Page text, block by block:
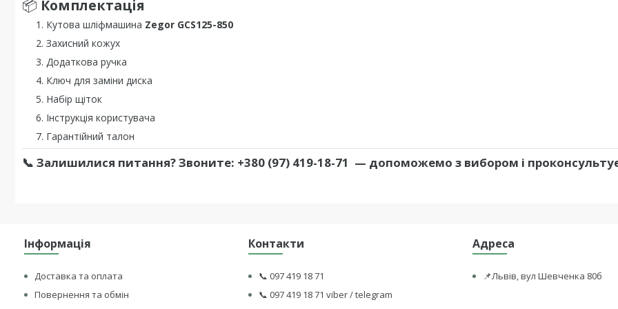
📦 Комплектація
Кутова шліфмашина Zegor GCS125-850
Захисний кожух
Додаткова ручка
Ключ для заміни диска
Набір щіток
Інструкція користувача
Гарантійний талон
📞 Залишилися питання? Звоните: +380 (97) 419-18-71 — допоможемо з вибором і
Інформація
Доставка та оплата
Повернення та обмін
Контакти
📞 097 419 18 71
📞 097 419 18 71 viber / telegram
Адреса
📌Львів, вул Шевченка 80б